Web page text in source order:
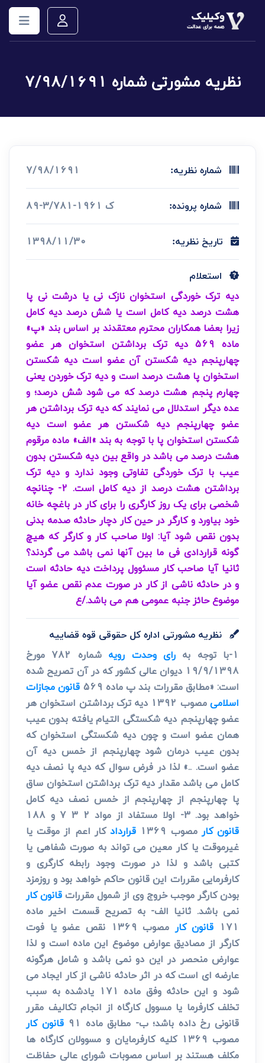
نظریه مشورتی شماره 7/98/1691
شماره نظریه: 7/98/1691
شماره پرونده: ک 1961-3/781-89
تاریخ نظریه: 1398/11/30
استعلام
دیه ترک خوردگی استخوان نازک نی یا درشت نی پا
هشت درصد دیه کامل است یا شش درصد دیه کامل
زیرا بعضا همکاران محترم معتقدند بر اساس بند «پ»
ماده 569 دیه ترک برداشتن استخوان هر عضو
چهارپنجم دیه شکستن آن عضو است دیه شکستن
استخوان پا هشت درصد است و دیه ترک خوردن یعنی
چهارم پنجم هشت درصد که می شود شش درصد؛ و
عده دیگر استدلال می نمایند که دیه ترک برداشتن هر
عضو چهارپنجم دیه شکستن هر عضو است دیه
شکستن استخوان پا با توجه به بند »الف» ماده مرقوم
هشت درصد می باشد در واقع بین دیه شکستن بدون
عیب با ترک خوردگی تفاوتی وجود ندارد و دیه ترک
برداشتن هشت درصد از دیه کامل است. 2- چنانچه
شخصی برای یک روز کارگری را برای کار در باغچه خانه
خود بیاورد و کارگر در حین کار دچار حادثه صدمه بدنی
بدون نقص شود آیا: اولا صاحب کار و کارگر که هیچ
گونه قراردادی فی ما بین آنها نمی باشد می گردند؟
ثانیا آیا صاحب کار مسئوول پرداخت دیه حادثه است
و در حادثه ناشی از کار در صورت عدم نقص عضو آیا
موضوع حائز جنبه عمومی هم می باشد./ع
نظریه مشورتی اداره کل حقوقی قوه قضاییه
1-با توجه به رای وحدت رویه
شماره 782 مورخ
19/9/1398 دیوان عالی کشور که در آن تصریح شده
است: «مطابق مقررات بند پ ماده 569
قانون مجازات
اسلامی
مصوب 1392 دیه ترک برداشتن استخوان هر
عضو چهارپنجم دیه شکستگی التیام یافته بدون عیب
همان عضو است و چون دیه شکستگی استخوان که
بدون عیب درمان شود چهارپنجم از خمس دیه آن
عضو است. ..» لذا در فرض سوال که دیه پا نصف دیه
کامل می باشد مقدار دیه ترک برداشتن استخوان ساق
پا چهارپنجم از چهارپنجم از خمس نصف دیه کامل
خواهد بود. 3- اولا مستفاد از مواد 2 3 7 و 188
قانون کارمصوب 1369 قراردادکار اعم از موقت یا
غیرموقت یا کار معین می تواند به صورت شفاهی یا
کتبی باشد و لذا در صورت وجود رابطه کارگری و
کارفرمایی مقررات این قانون حاکم خواهد بود و روزمزد
بودن کارگر موجب خروج وی از شمول مقرراتقانون کار
نمی باشد. ثانیا الف- به تصریح قسمت اخیر ماده
171 قانون کار
مصوب 1369 نقص عضو یا فوت
کارگر از مصادیق عوارض موضوع این ماده است و لذا
عوارض منحصر در این دو نمی باشد و شامل هرگونه
عارضه ای است که در اثر حادثه ناشی از کار ایجاد می
شود و این حادثه وفق ماده 171 یادشده به سبب
تخلف کارفرما یا مسوول کارگاه از انجام تکالیف مقرر
قانونی رخ داده باشد؛ ب- مطابق ماده 91
قانون کار
مصوب 1369 کلیه کارفرمایان و مسوولان کارگاه ها
مکلف هستند بر اساس مصوبات شورای عالی حفاظت